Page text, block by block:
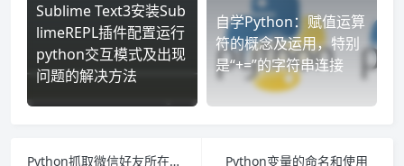
Sublime Text3安装Sub
limeREPL插件配置运行
python交互模式及出现
问题的解决方法
自学Python：赋值运算
符的概念及运用，特别
是“+=”的字符串连接
Python抓取微信好友所在省位和城市分布
Python变量的命名和使用